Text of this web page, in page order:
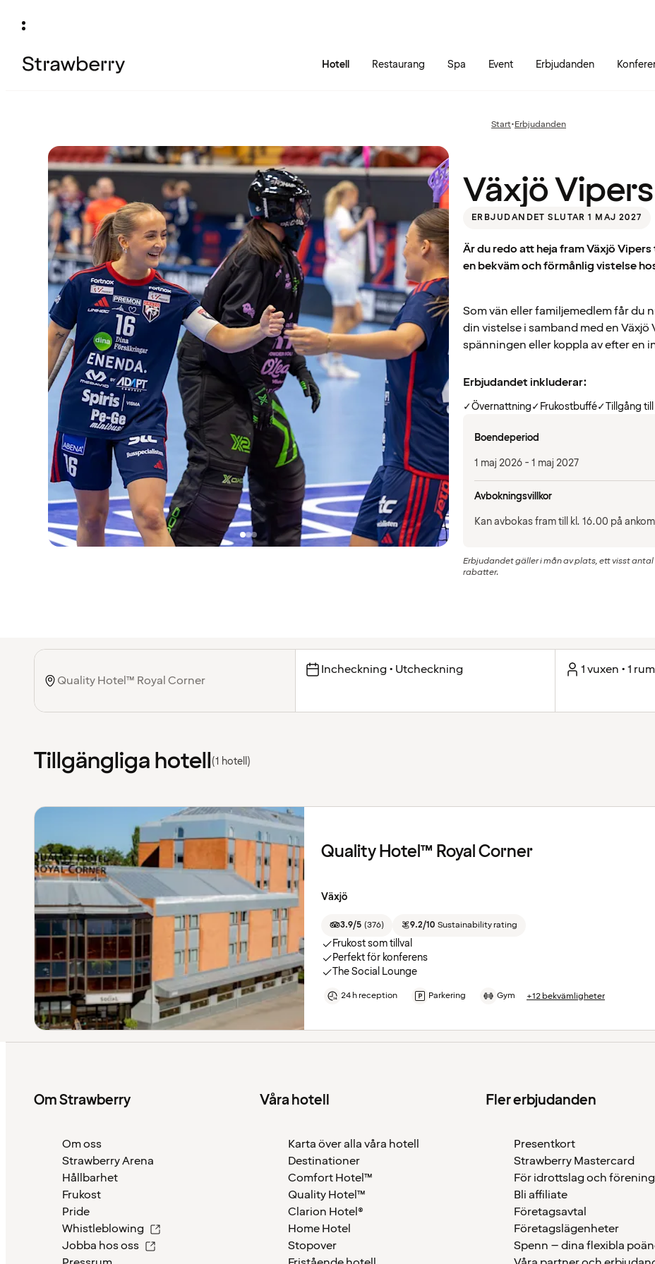
Hotell Restaurang Spa Event Erbjudanden
Start•Föregående
Erbjudanden
Vipers
Växjö Vipers
ERBJUDANDET SLUTAR 1 MAJ 2027
Är du redo att heja fram Växjö
en bekväm och förmånlig vistelse
Som vän eller familjemedlem får du
din vistelse i samband med en
spänningen eller koppla av efter en
Erbjudandet inkluderar:
✓Övernattning✓Frukostbuffé✓Tillgång
Boendeperiod
1 maj 2026 - 1 maj 2027
Avbokningsvillkor
Kan avbokas fram till kl. 16.00 på
Erbjudandet gäller i mån av plats, ett visst
rabatter.
Incheckning • Utcheckning 1 vuxen • 1 rum
Tillgängliga hotell(1 hotell)
Quality Hotel™ Royal Corner
Växjö
3.9/5 (376) 9.2/10 Sustainability rating
Frukost som tillval
Perfekt för konferens
The Social Lounge
24 h reception Parkering Gym +12 bekvämligheter
Om Strawberry
Om oss
Strawberry Arena
Hållbarhet
Frukost
Pride
Whistleblowing
Jobba hos oss
Våra hotell
Karta över alla våra hotell
Destinationer
Comfort Hotel™
Quality Hotel™
Clarion Hotel®
Home Hotel
Stopover
Fler erbjudanden
Presentkort
Strawberry Mastercard
För idrottslag och
Bli affiliate
Företagsavtal
Företagslägenheter
Spenn – dina flexibla